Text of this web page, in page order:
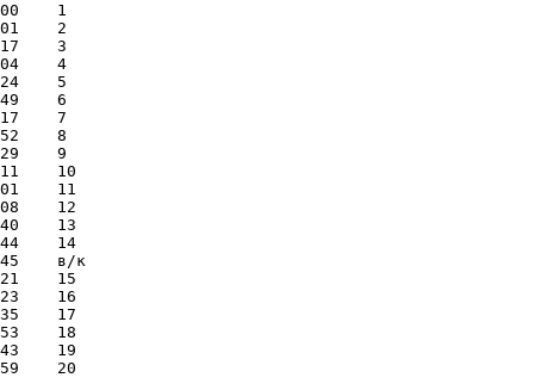
1
2
3
4
5
6
7
8
9
10
11
12
13
14
в/к
15
16
17
18
19
20